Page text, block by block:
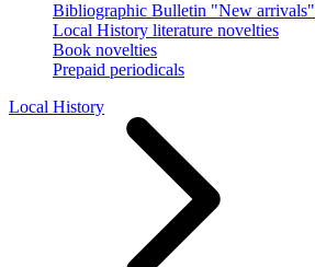
Bibliographic Bulletin "New arrivals"
Local History literature novelties
Book novelties
Prepaid periodicals
Local History